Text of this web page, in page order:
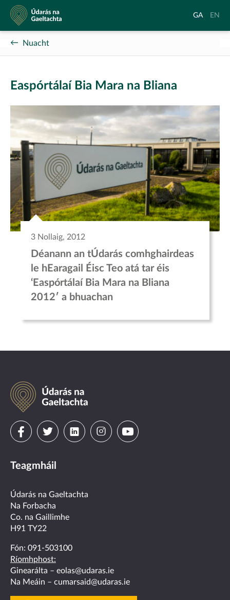
Údarás
na
Gaeltachta
Aistrigh
Gaeilge
GA
to
EN
Nuacht
Easpórtálaí Bia Mara na Bliana
3 Nollaig, 2012
Déanann an tÚdarás comhghairdeas
le hEaragail Éisc Teo atá tar éis
‘Easpórtálaí Bia Mara na Bliana
2012′ a bhuachan
Údarás
na
Gaeltachta
Visit
on
facebook
Visit
on
twitter
Visit
linkedin
VisitVisit
Teagmháil
Údarás na Gaeltachta
Na Forbacha
Co. na Gaillimhe
H91 TY22
Fón: 091-503100
Ríomhphost:
Ginearálta – eolas@udaras.ie
Na Meáin – cumarsaid@udaras.ie